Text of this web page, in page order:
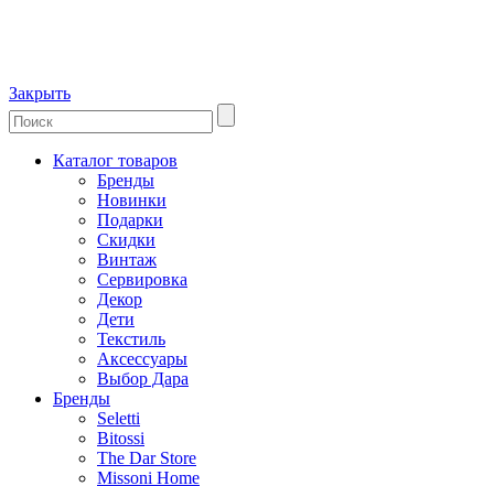
Закрыть
Каталог товаров
Бренды
Новинки
Подарки
Скидки
Винтаж
Сервировка
Декор
Дети
Текстиль
Аксессуары
Выбор Дара
Бренды
Seletti
Bitossi
The Dar Store
Missoni Home